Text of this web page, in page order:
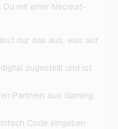
Du mit einer Neosurf-
nur das aus, was auf
zugestellt und ist
Partnern aus Gaming,
Code eingeben